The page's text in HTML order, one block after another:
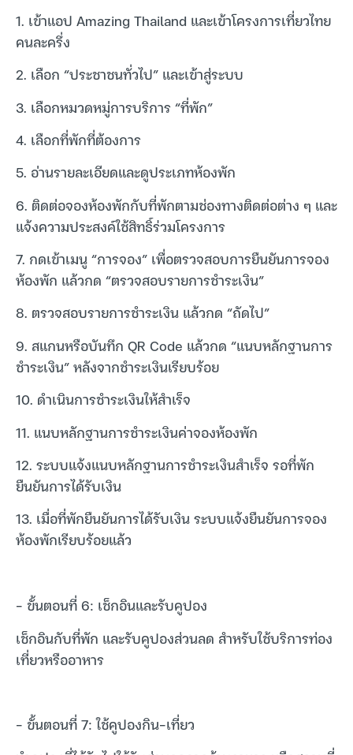
1. เข้าแอป Amazing Thailand และเข้าโครงการเที่ยวไทย
คนละครึ่ง
2. เลือก “ประชาชนทั่วไป” และเข้าสู่ระบบ
3. เลือกหมวดหมู่การบริการ “ที่พัก”
4. เลือกที่พักที่ต้องการ
5. อ่านรายละเอียดและดูประเภทห้องพัก
6. ติดต่อจองห้องพักกับที่พักตามช่องทางติดต่อต่าง ๆ และ
แจ้งความประสงค์ใช้สิทธิ์ร่วมโครงการ
7. กดเข้าเมนู “การจอง” เพื่อตรวจสอบการยืนยันการจอง
ห้องพัก แล้วกด “ตรวจสอบรายการชำระเงิน”
8. ตรวจสอบรายการชำระเงิน แล้วกด “ถัดไป”
9. สแกนหรือบันทึก QR Code แล้วกด “แนบหลักฐานการ
ชำระเงิน” หลังจากชำระเงินเรียบร้อย
10. ดำเนินการชำระเงินให้สำเร็จ
11. แนบหลักฐานการชำระเงินค่าจองห้องพัก
12. ระบบแจ้งแนบหลักฐานการชำระเงินสำเร็จ รอที่พัก
ยืนยันการได้รับเงิน
13. เมื่อที่พักยืนยันการได้รับเงิน ระบบแจ้งยืนยันการจอง
ห้องพักเรียบร้อยแล้ว
– ขั้นตอนที่ 6: เช็กอินและรับคูปอง
เช็กอินกับที่พัก และรับคูปองส่วนลด สำหรับใช้บริการท่อง
เที่ยวหรืออาหาร
– ขั้นตอนที่ 7: ใช้คูปองกิน-เที่ยว